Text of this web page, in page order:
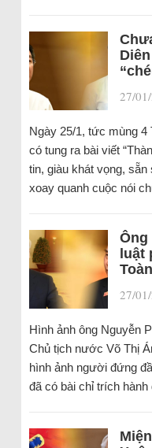
27/
Ngày 25/1, tức mùng 4
có tung ra bài viết
tin, giàu khát vọng, sẵn
xoay quanh cuộc nói
Ông
luật
27/
Hình ảnh ông Nguyễn
Chủ tịch nước Võ Thị
hình ảnh người đứng
đã có bài chỉ trích